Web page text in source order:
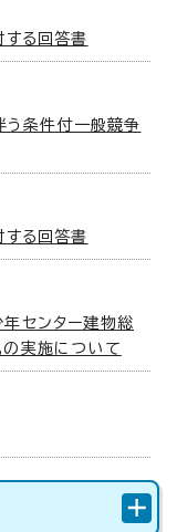
する回答書
う条件付一般競争
する回答書
センター建物総
実施について